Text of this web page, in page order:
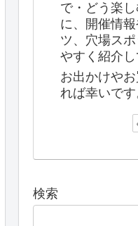
で・どう楽
に、開催情
ツ、穴場ス
やすく紹介し
お出かけや
れば幸いです
検索